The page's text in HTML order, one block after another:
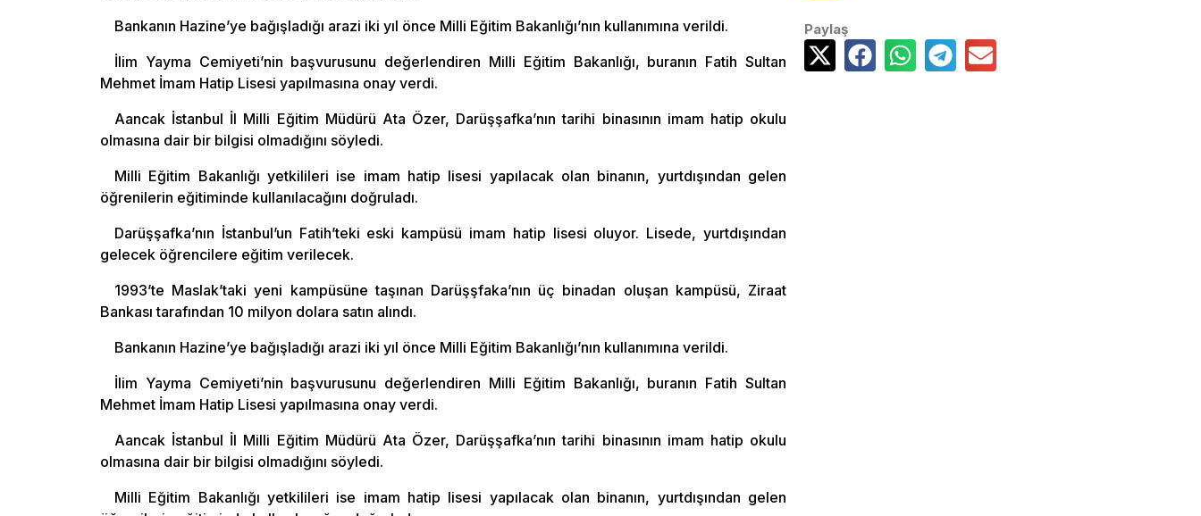
Bankanın Hazine’ye bağışladığı arazi iki yıl önce Milli Eğitim Bakanlığı’nın kullanımına verildi.
İlim Yayma Cemiyeti’nin başvurusunu değerlendiren Milli Eğitim Bakanlığı, buranın Fatih Sultan
Mehmet İmam Hatip Lisesi yapılmasına onay verdi.
Aancak İstanbul İl Milli Eğitim Müdürü Ata Özer, Darüşşafka’nın tarihi binasının imam hatip okulu
olmasına dair bir bilgisi olmadığını söyledi.
Milli Eğitim Bakanlığı yetkilileri ise imam hatip lisesi yapılacak olan binanın, yurtdışından gelen
öğrenilerin eğitiminde kullanılacağını doğruladı.
Darüşşafka’nın İstanbul’un Fatih’teki eski kampüsü imam hatip lisesi oluyor. Lisede, yurtdışından
gelecek öğrencilere eğitim verilecek.
1993’te Maslak’taki yeni kampüsüne taşınan Darüşşfaka’nın üç binadan oluşan kampüsü, Ziraat
Bankası tarafından 10 milyon dolara satın alındı.
Bankanın Hazine’ye bağışladığı arazi iki yıl önce Milli Eğitim Bakanlığı’nın kullanımına verildi.
İlim Yayma Cemiyeti’nin başvurusunu değerlendiren Milli Eğitim Bakanlığı, buranın Fatih Sultan
Mehmet İmam Hatip Lisesi yapılmasına onay verdi.
Aancak İstanbul İl Milli Eğitim Müdürü Ata Özer, Darüşşafka’nın tarihi binasının imam hatip okulu
olmasına dair bir bilgisi olmadığını söyledi.
Milli Eğitim Bakanlığı yetkilileri ise imam hatip lisesi yapılacak olan binanın, yurtdışından gelen
Paylaş